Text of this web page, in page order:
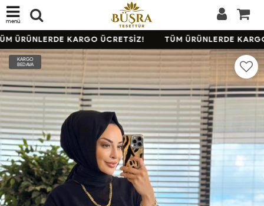
menü
ÜRÜNLERDE KARGO ÜCRETSİZ! TÜM ÜRÜNLERDE
KARGO
BEDAVA